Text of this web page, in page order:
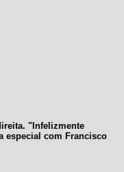
"Infelizmente
especial com Francisco